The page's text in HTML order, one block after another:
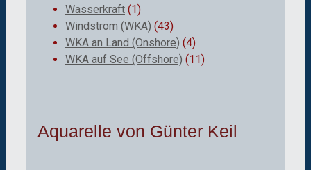
Wasserkraft (1)
Windstrom (WKA) (43)
WKA an Land (Onshore) (4)
WKA auf See (Offshore) (11)
Aquarelle von Günter Keil